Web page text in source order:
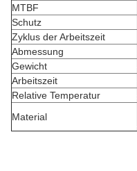
MTBF
Schutz
Zyklus der Arbeitszeit
Abmessung
Gewicht
Arbeitszeit
Relative Temperatur
Material